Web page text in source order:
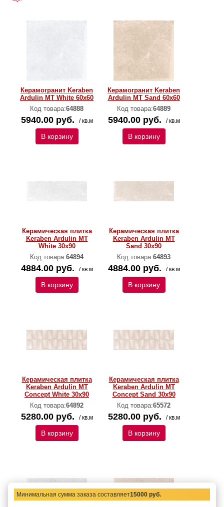
Керамогранит Keraben
Ardulin MT White 60х60
Код товара:64888
5940.00 руб. / кв.м
В корзину
Керамогранит Keraben
Ardulin MT Sand 60х60
Код товара:64889
5940.00 руб. / кв.м
В корзину
Керамическая плитка
Keraben Ardulin MT
White 30х90
Код товара:64894
4884.00 руб. / кв.м
В корзину
Керамическая плитка
Keraben Ardulin MT
Sand 30х90
Код товара:64893
4884.00 руб. / кв.м
В корзину
Керамическая плитка
Keraben Ardulin MT
Concept White 30х90
Код товара:64892
5280.00 руб. / кв.м
В корзину
Керамическая плитка
Keraben Ardulin MT
Concept Sand 30х90
Код товара:65572
5280.00 руб. / кв.м
В корзину
Минимальная сумма заказа составляет15000 руб.